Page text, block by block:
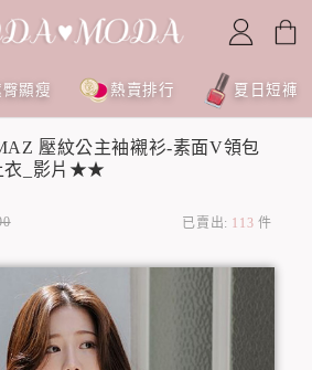
顯瘦 熱賣排行 夏日短褲
壓紋公主袖襯衫-素面V領包
衣_影片★★
已賣出: 113 件